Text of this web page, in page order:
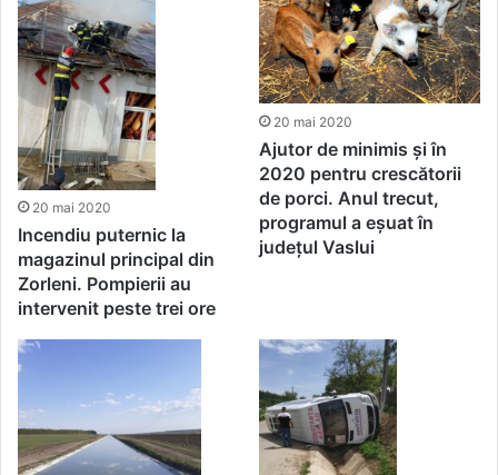
20 mai 2020
Incendiu puternic la
magazinul principal din
Zorleni. Pompierii au
intervenit peste trei ore
20 mai 2020
Ajutor de minimis și în
2020 pentru crescătorii
de porci. Anul trecut,
programul a eșuat în
județul Vaslui